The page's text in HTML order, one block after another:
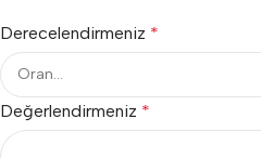
Derecelendirmeniz *
Değerlendirmeniz *